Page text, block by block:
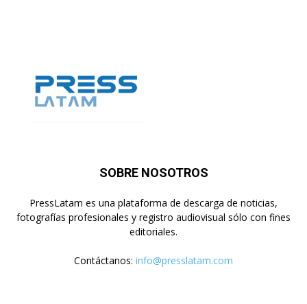
SOBRE NOSOTROS
PressLatam es una plataforma de descarga de noticias,
fotografías profesionales y registro audiovisual sólo con fines
editoriales.
Contáctanos: info@presslatam.com